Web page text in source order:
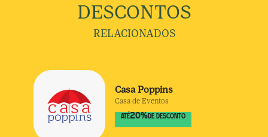
DESCONTOS
RELACIONADOS
Casa Poppins
Casa de Eventos
ATÉ20% DE DESCONTO